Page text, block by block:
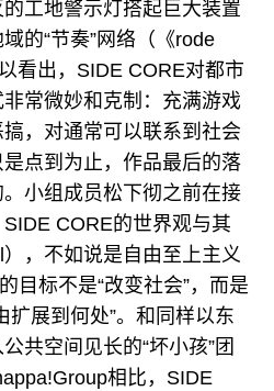
工地警示灯搭起巨大装置
的“节奏”网络（《rode
看出，SIDE CORE对都市
常微妙和克制：充满游戏
，对通常可以联系到社会
点到为止，作品最后的落
小组成员松下彻之前在接
CORE的世界观与其
，不如说是自由至上主义
目标不是“改变社会”，而是
扩展到何处”。和同样以东
共空间见长的“坏小孩”团
相比，SIDE